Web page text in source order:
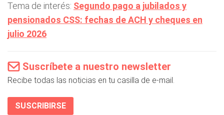
Tema de interés: Segundo pago a jubilados y
pensionados CSS: fechas de ACH y cheques en
julio 2026
Suscríbete a nuestro newsletter
Recibe todas las noticias en tu casilla de e-mail.
SUSCRIBIRSE